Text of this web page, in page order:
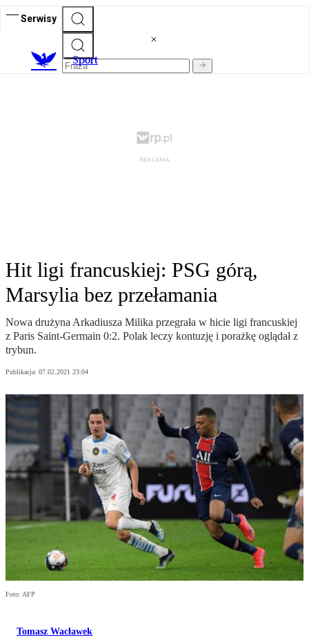
Serwisy
Sport
Hit ligi francuskiej: PSG górą,
Marsylia bez przełamania
Nowa drużyna Arkadiusza Milika przegrała w hicie ligi francuskiej
z Paris Saint-Germain 0:2. Polak leczy kontuzję i porażkę oglądał z
trybun.
Publikacja: 07.02.2021 23:04
Foto: AFP
Tomasz Wacławek